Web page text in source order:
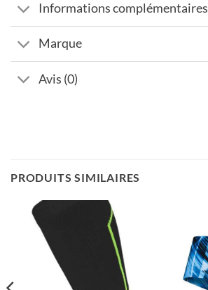
Informations complémentaires
Marque
Avis (0)
PRODUITS SIMILAIRES